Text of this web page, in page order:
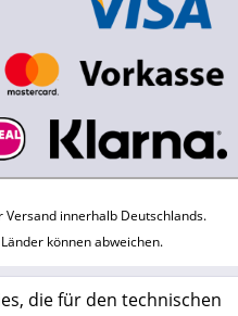
innerhalb Deutschlands.
können abweichen.
die für den technischen